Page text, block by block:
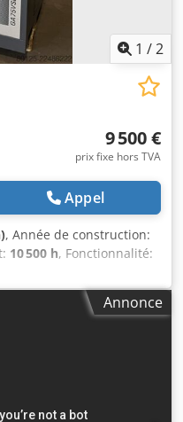
1 /2
9 500 €
prix fixe hors TVA
Appel
, Année de construction:
10 500 h, Fonctionnalité:
476 m³/h, pression
, Équipement:
/ manuel
parfaitement
Annonce